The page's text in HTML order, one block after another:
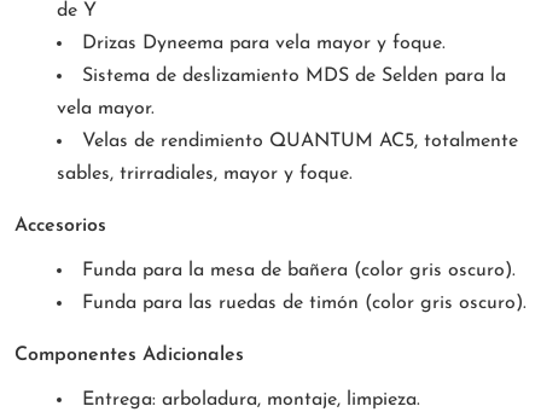
de Y
Drizas Dyneema para vela mayor y foque.
Sistema de deslizamiento MDS de Selden para la
vela mayor.
Velas de rendimiento QUANTUM AC5, totalmente
sables, trirradiales, mayor y foque.
Accesorios
Funda para la mesa de bañera (color gris oscuro).
Funda para las ruedas de timón (color gris oscuro).
Componentes Adicionales
Entrega: arboladura, montaje, limpieza.